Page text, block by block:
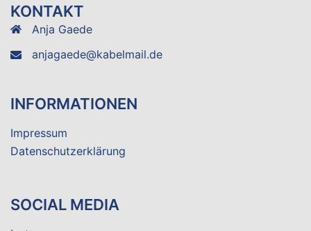
KONTAKT
Anja Gaede
anjagaede@kabelmail.de
INFORMATIONEN
Impressum
Datenschutzerklärung
SOCIAL MEDIA